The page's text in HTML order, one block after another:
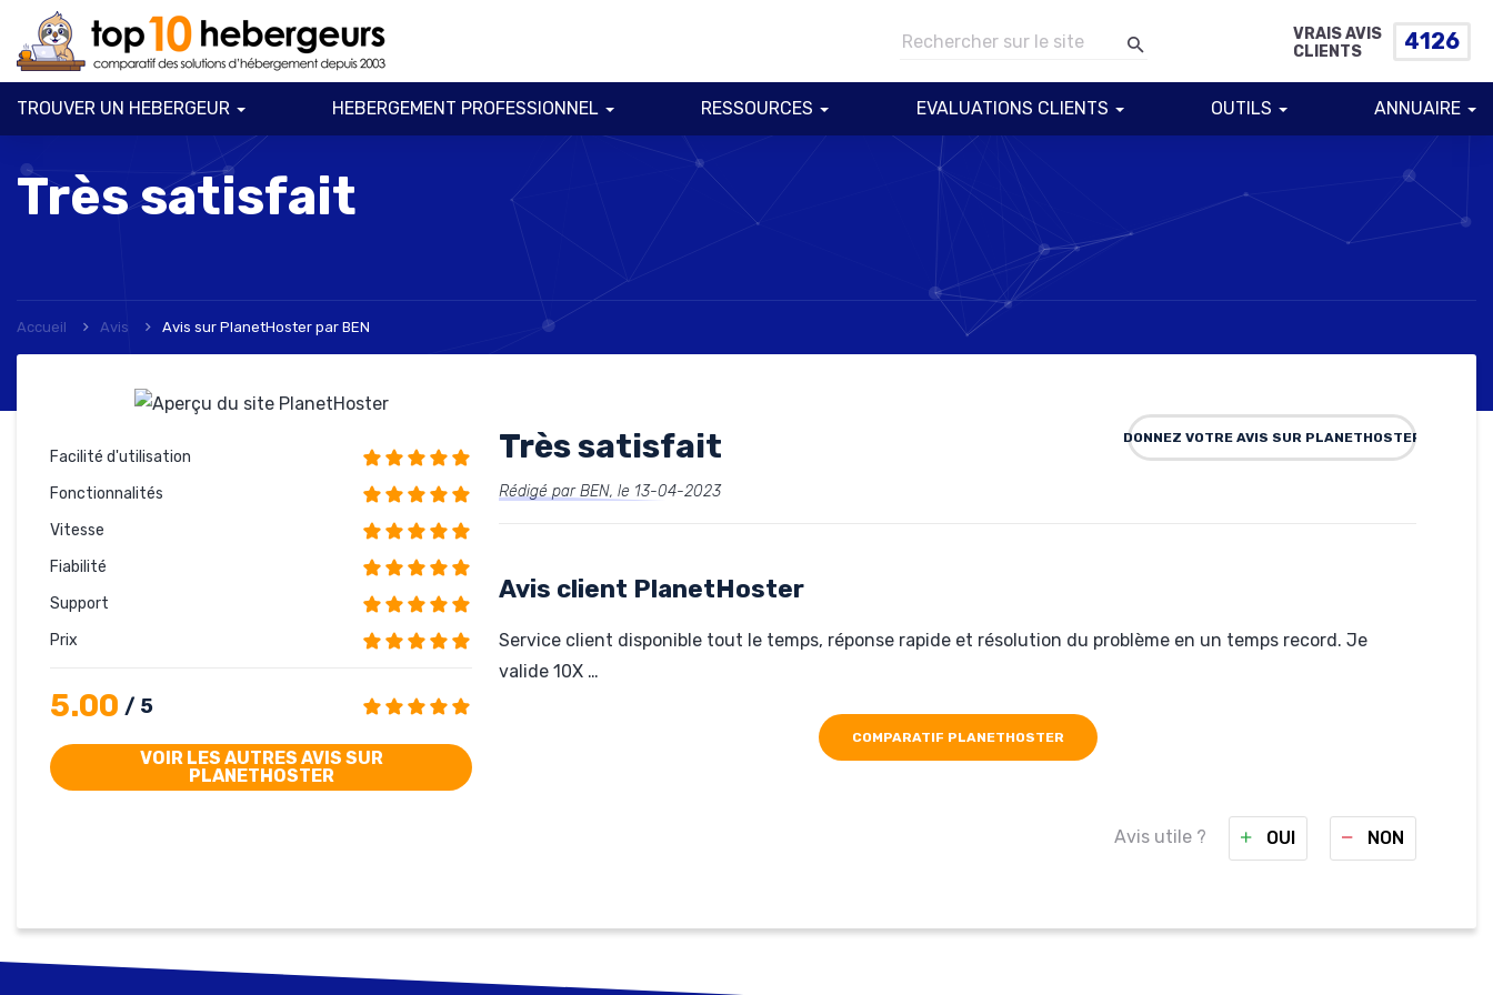
VRAIS AVIS
CLIENTS
4126
TROUVER UN HEBERGEUR HEBERGEMENT PROFESSIONNEL RESSOURCES EVALUATIONS CLIENTS OUTILS ANNUAIRE
Très satisfait
Accueil Avis Avis sur PlanetHoster par BEN
Facilité d'utilisation
Fonctionnalités
Vitesse
Fiabilité
Support
Prix
5.00 / 5
VOIR LES AUTRES AVIS SUR
PLANETHOSTER
Très satisfait
Rédigé par BEN, le 13-04-2023
DONNEZ VOTRE AVIS SUR PLANETHOSTER
Avis client PlanetHoster
Service client disponible tout le temps, réponse rapide et résolution du problème en un temps record. Je
valide 10X …
COMPARATIF PLANETHOSTER
Avis utile ? OUI NON